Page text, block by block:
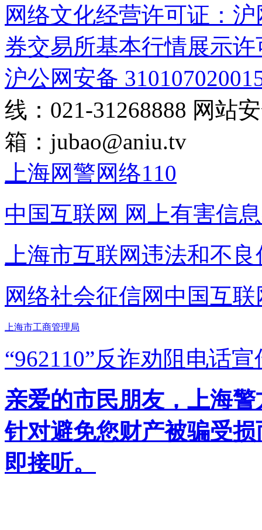
网络文化经营许可证：
券交易所基本行情展示许
沪公网安备
线：021-31268888 网站
箱： jubao@aniu.tv
上海网警网络110
中国互联网 网上有害信
上海市互联网违法和不
网络社会征信网 中国互
上海市工商管理局
“962110”反诈劝阻电话宣
亲爱的市民朋友，上海
针对避免您财产被骗受
即接听。